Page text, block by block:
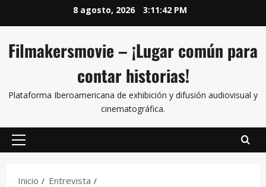
8 agosto, 2026 3:11:42 PM
Filmakersmovie – ¡Lugar común para
contar historias!
Plataforma Iberoamericana de exhibición y difusión audiovisual y
cinematográfica.
Inicio
Entrevista